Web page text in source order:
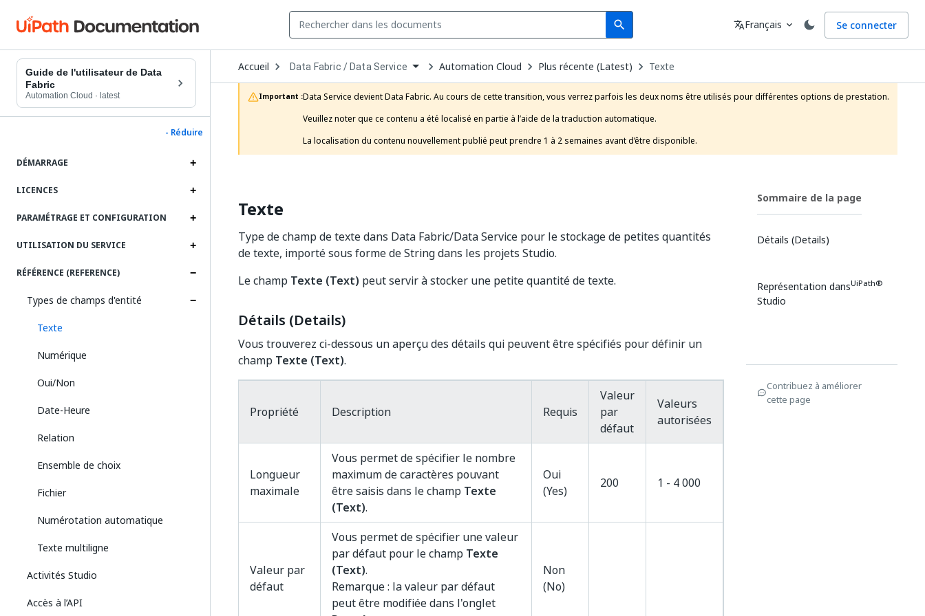
search
Search Langue
translateFrançais expand_more Se connecter
Guide de l'utilisateur de Data
Fabric
Automation Cloud · latest
- Réduire
DÉMARRAGE
LICENCES
PARAMÉTRAGE ET CONFIGURATION
UTILISATION DU SERVICE
RÉFÉRENCE (REFERENCE)
Types de champs d'entité
Texte
Numérique
Oui/Non
Date-Heure
Relation
Ensemble de choix
Fichier
Numérotation automatique
Texte multiligne
Activités Studio
Accès à l’API
Accueil Open
Dropdown
to
choose
product
Data Fabric / Data Service Automation Cloud Plus récente (Latest) Texte
Important :Data Service devient Data Fabric. Au cours de cette transition, vous verrez parfois les deux noms être utilisés pour différentes options de prestation.
Veuillez noter que ce contenu a été localisé en partie à l’aide de la traduction automatique.
La localisation du contenu nouvellement publié peut prendre 1 à 2 semaines avant d’être disponible.
Texte
Type de champ de texte dans Data Fabric/Data Service pour le stockage de petites quantités
de texte, importé sous forme de String dans les projets Studio.
Le champ Texte (Text) peut servir à stocker une petite quantité de texte.
Détails (Details)
Vous trouverez ci-dessous un aperçu des détails qui peuvent être spécifiés pour définir un
champ Texte (Text).
Propriété Description Requis
Valeur
par
défaut
Valeurs
autorisées
Longueur
maximale
Vous permet de spécifier le nombre
maximum de caractères pouvant
être saisis dans le champ Texte
(Text).
Oui
(Yes)
200 1 - 4 000
Valeur par
défaut
Vous permet de spécifier une valeur
par défaut pour le champ Texte
(Text).
Remarque : la valeur par défaut
peut être modifiée dans l'onglet
Non
(No)
Sommaire de la page
Détails (Details)
Représentation dansUiPath®
Studio
Contribuez à améliorer
cette page